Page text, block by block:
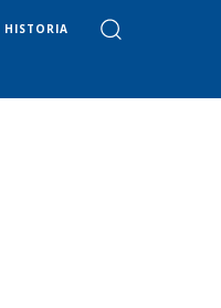
HISTORIA